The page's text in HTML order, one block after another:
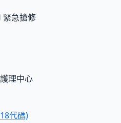
緊急搶修
理中心
代碼)